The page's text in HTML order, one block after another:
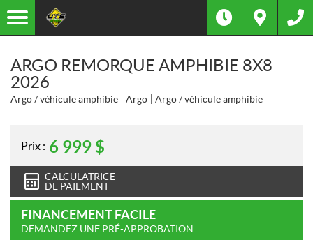
ARGO REMORQUE AMPHIBIE 8X8
2026
Argo / véhicule amphibie Argo Argo / véhicule amphibie
Prix : 6 999 $
CALCULATRICE
DE PAIEMENT
FINANCEMENT FACILE
DEMANDEZ UNE PRÉ-APPROBATION